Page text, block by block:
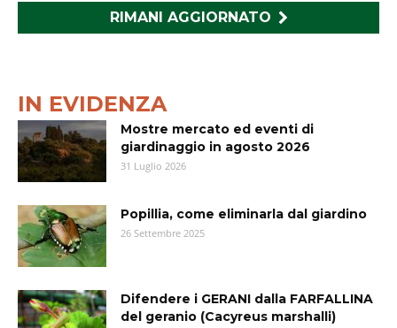
RIMANI AGGIORNATO
IN EVIDENZA
Mostre mercato ed eventi di
giardinaggio in agosto 2026
31 Luglio 2026
Popillia, come eliminarla dal giardino
26 Settembre 2025
Difendere i GERANI dalla FARFALLINA
del geranio (Cacyreus marshalli)